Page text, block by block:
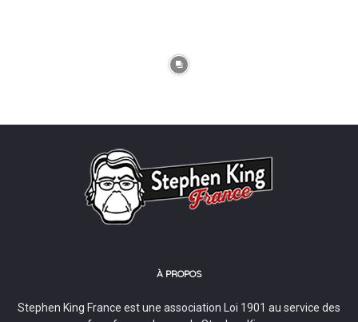
À PROPOS
Stephen King France est une association Loi 1901 au service des